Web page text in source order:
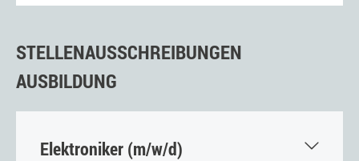
STELLENAUSSCHREIBUNGEN
AUSBILDUNG
Elektroniker (m/w/d)